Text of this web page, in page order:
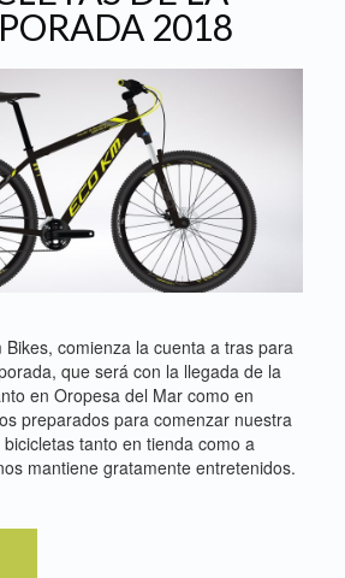
2018
Bikes, comienza la cuenta a tras para
que será con la llegada de la
en Oropesa del Mar como en
preparados para comenzar nuestra
tanto en tienda como a
mantiene gratamente entretenidos.